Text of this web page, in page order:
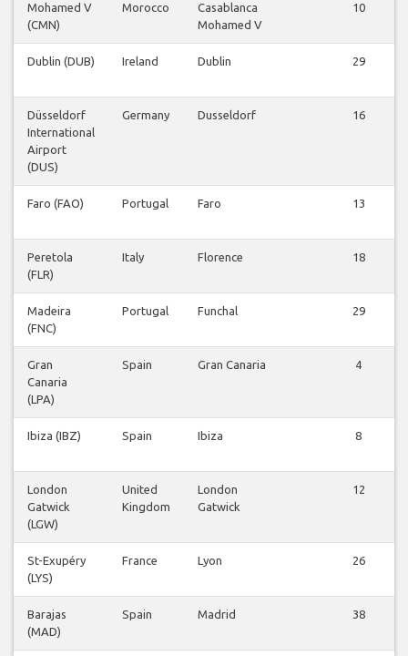
Mohamed V
(CMN)
Morocco
Casablanca
Mohamed V
10
Dublin (DUB) Ireland Dublin 29
Düsseldorf
International
Airport
(DUS)
Germany Dusseldorf 16
Faro (FAO) Portugal Faro 13
Peretola
(FLR)
Italy Florence 18
Madeira
(FNC)
Portugal Funchal 29
Gran
Canaria
(LPA)
Spain Gran Canaria 4
Ibiza (IBZ) Spain Ibiza 8
London
Gatwick
(LGW)
United
Kingdom
London
Gatwick
12
St-Exupéry
(LYS)
France Lyon 26
Barajas
(MAD)
Spain Madrid 38